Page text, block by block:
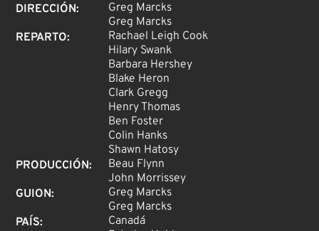
DIRECCIÓN:
Greg Marcks
Greg Marcks
REPARTO:
Rachael Leigh Cook
Hilary Swank
Barbara Hershey
Blake Heron
Clark Gregg
Henry Thomas
Ben Foster
Colin Hanks
Shawn Hatosy
PRODUCCIÓN:
Beau Flynn
John Morrissey
GUION:
Greg Marcks
Greg Marcks
PAÍS:
Canadá